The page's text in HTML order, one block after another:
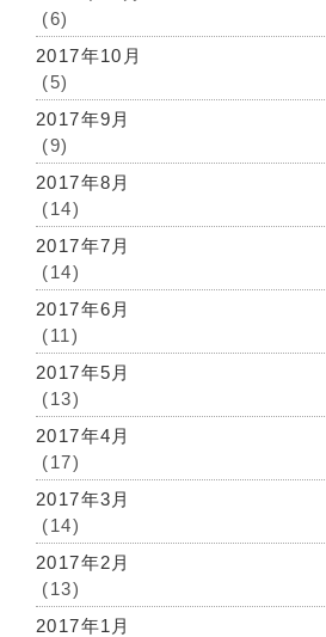
(6)
2017年10月
(5)
2017年9月
(9)
2017年8月
(14)
2017年7月
(14)
2017年6月
(11)
2017年5月
(13)
2017年4月
(17)
2017年3月
(14)
2017年2月
(13)
2017年1月